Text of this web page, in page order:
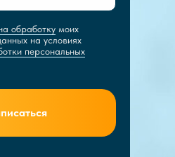
обработку моих
на условиях
персональных